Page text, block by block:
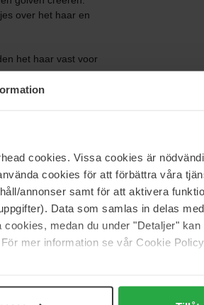
cookies. Vissa cookies är
cookies för att förbättra våra
annonser samt för att aktivera
Data som samlas in delas
medan du under "Detaljer" kan
mer information se vår Cookie
over het haar en
het haar vast voor